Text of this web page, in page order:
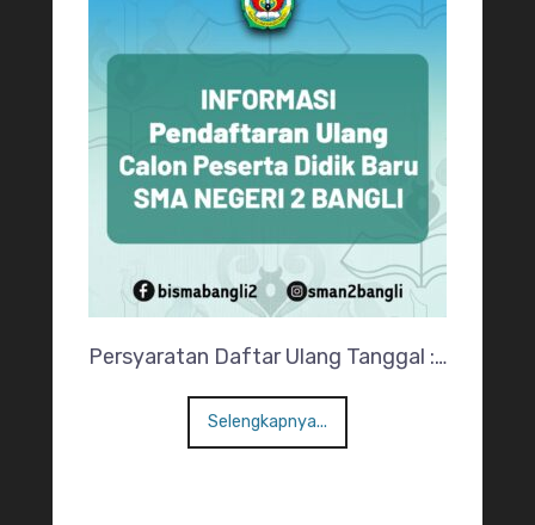
Persyaratan Daftar Ulang Tanggal :…
Selengkapnya...